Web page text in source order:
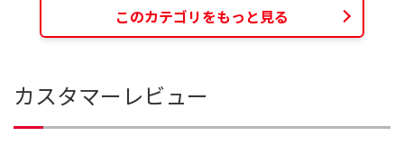
このカテゴリをもっと見る
カスタマーレビュー